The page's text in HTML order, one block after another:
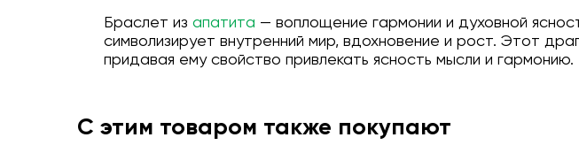
Браслет из апатита — воплощение гармонии и духовной
символизирует внутренний мир, вдохновение и рост. Этот
придавая ему свойство привлекать ясность мысли и гармонию.
С этим товаром также покупают